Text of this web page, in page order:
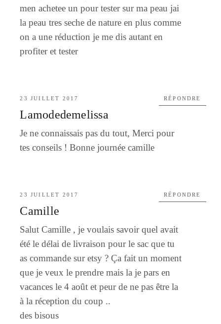
men achetee un pour tester sur ma peau jai
la peau tres seche de nature en plus comme
on a une réduction je me dis autant en
profiter et tester
23 JUILLET 2017
Lamodedemelissa
Je ne connaissais pas du tout, Merci pour
tes conseils ! Bonne journée camille
RÉPONDRE
23 JUILLET 2017
Camille
Salut Camille , je voulais savoir quel avait
été le délai de livraison pour le sac que tu
as commande sur etsy ? Ça fait un moment
que je veux le prendre mais la je pars en
vacances le 4 août et peur de ne pas être la
à la réception du coup ..
des bisous
RÉPONDRE